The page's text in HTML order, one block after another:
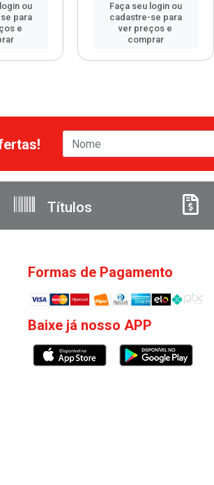
ou
para
e
Faça seu login ou
cadastre-se para
ver preços e
comprar
Títulos
Formas de Pagamento
Baixe já nosso APP